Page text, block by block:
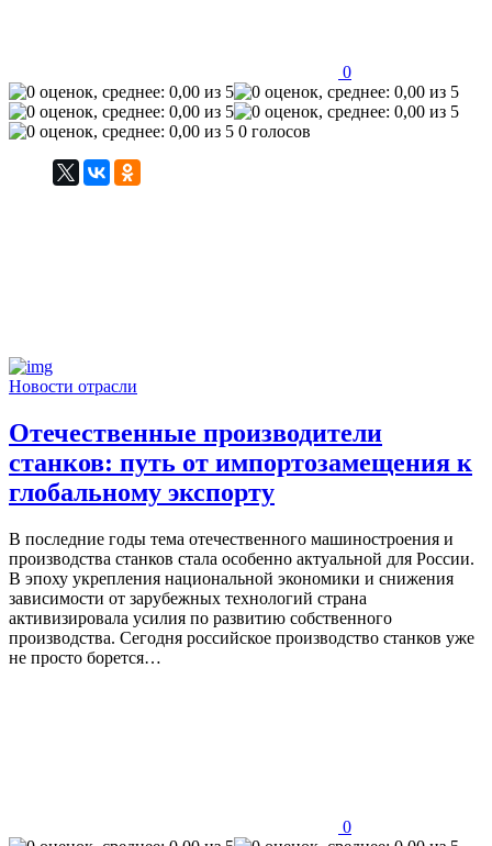
0
0 голосов
Новости отрасли
Отечественные производители
станков: путь от импортозамещения к
глобальному экспорту
В последние годы тема отечественного машиностроения и
производства станков стала особенно актуальной для России.
В эпоху укрепления национальной экономики и снижения
зависимости от зарубежных технологий страна
активизировала усилия по развитию собственного
производства. Сегодня российское производство станков уже
не просто борется…
0